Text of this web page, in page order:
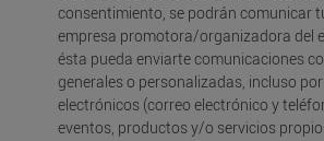
consentimiento, se podrán comunicar
empresa promotora/organizadora del
ésta pueda enviarte comunicaciones
generales o personalizadas, incluso
electrónicos (correo electrónico y
eventos, productos y/o servicios